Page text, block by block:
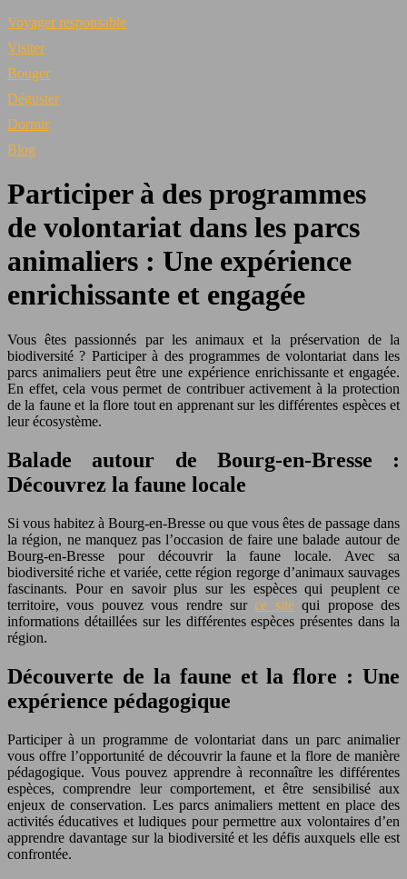
Voyager responsable
Visiter
Bouger
Déguster
Dormir
Blog
Participer à des programmes
de volontariat dans les parcs
animaliers : Une expérience
enrichissante et engagée
Vous êtes passionnés par les animaux et la préservation de la
biodiversité ? Participer à des programmes de volontariat dans les
parcs animaliers peut être une expérience enrichissante et engagée.
En effet, cela vous permet de contribuer activement à la protection
de la faune et la flore tout en apprenant sur les différentes espèces et
leur écosystème.
Balade autour de Bourg-en-Bresse :
Découvrez la faune locale
Si vous habitez à Bourg-en-Bresse ou que vous êtes de passage dans
la région, ne manquez pas l’occasion de faire une balade autour de
Bourg-en-Bresse pour découvrir la faune locale. Avec sa
biodiversité riche et variée, cette région regorge d’animaux sauvages
fascinants. Pour en savoir plus sur les espèces qui peuplent ce
territoire, vous pouvez vous rendre surce sitequi propose des
informations détaillées sur les différentes espèces présentes dans la
région.
Découverte de la faune et la flore : Une
expérience pédagogique
Participer à un programme de volontariat dans un parc animalier
vous offre l’opportunité de découvrir la faune et la flore de manière
pédagogique. Vous pouvez apprendre à reconnaître les différentes
espèces, comprendre leur comportement, et être sensibilisé aux
enjeux de conservation. Les parcs animaliers mettent en place des
activités éducatives et ludiques pour permettre aux volontaires d’en
apprendre davantage sur la biodiversité et les défis auxquels elle est
confrontée.